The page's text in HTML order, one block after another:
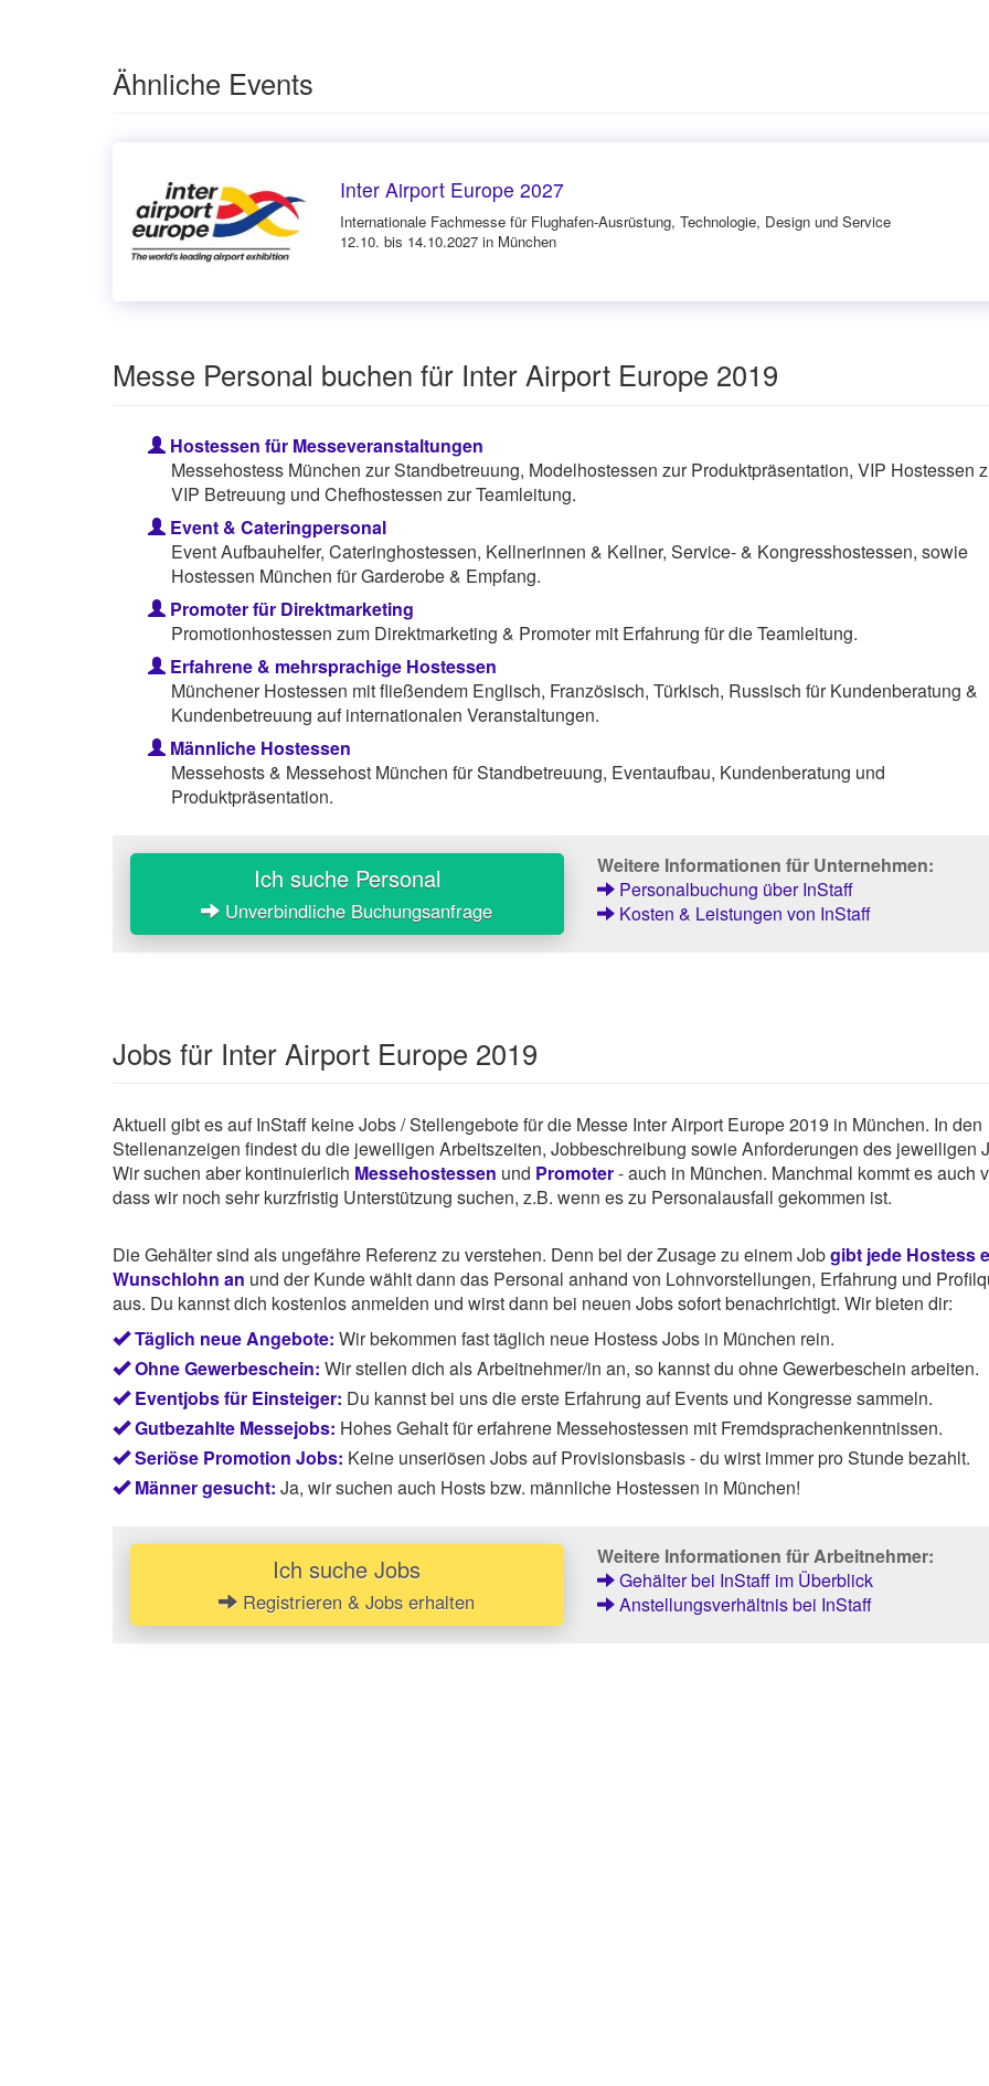
Ähnliche Events
Inter Airport Europe 2027
Internationale Fachmesse für Flughafen-Ausrüstung, Technologie, Design und Service
12.10. bis 14.10.2027 in München
Messe Personal buchen für Inter Airport Europe 2019
Hostessen für Messeveranstaltungen
Messehostess München zur Standbetreuung, Modelhostessen zur Produktpräsentation, VIP Hostessen
VIP Betreuung und Chefhostessen zur Teamleitung.
Event & Cateringpersonal
Event Aufbauhelfer, Cateringhostessen, Kellnerinnen & Kellner, Service- & Kongresshostessen, sowie
Hostessen München für Garderobe & Empfang.
Promoter für Direktmarketing
Promotionhostessen zum Direktmarketing & Promoter mit Erfahrung für die Teamleitung.
Erfahrene & mehrsprachige Hostessen
Münchener Hostessen mit fließendem Englisch, Französisch, Türkisch, Russisch für Kundenberatung &
Kundenbetreuung auf internationalen Veranstaltungen.
Männliche Hostessen
Messehosts & Messehost München für Standbetreuung, Eventaufbau, Kundenberatung und
Produktpräsentation.
Ich suche Personal
Unverbindliche Buchungsanfrage
Weitere Informationen für Unternehmen:
Personalbuchung über InStaff
Kosten & Leistungen von InStaff
Jobs für Inter Airport Europe 2019
Aktuell gibt es auf InStaff keine Jobs / Stellengebote für die Messe Inter Airport Europe 2019 in München. In den
Stellenanzeigen findest du die jeweiligen Arbeitszeiten, Jobbeschreibung sowie Anforderungen des jeweiligen
Wir suchen aber kontinuierlich Messehostessen und Promoter- auch in München. Manchmal kommt es auch
dass wir noch sehr kurzfristig Unterstützung suchen, z.B. wenn es zu Personalausfall gekommen ist.
Die Gehälter sind als ungefähre Referenz zu verstehen. Denn bei der Zusage zu einem Jobgibt jede Hostess
Wunschlohn an und der Kunde wählt dann das Personal anhand von Lohnvorstellungen, Erfahrung und
aus. Du kannst dich kostenlos anmelden und wirst dann bei neuen Jobs sofort benachrichtigt. Wir bieten dir:
Täglich neue Angebote: Wir bekommen fast täglich neue Hostess Jobs in München rein.
Ohne Gewerbeschein: Wir stellen dich als Arbeitnehmer/in an, so kannst du ohne Gewerbeschein arbeiten.
Eventjobs für Einsteiger: Du kannst bei uns die erste Erfahrung auf Events und Kongresse sammeln.
Gutbezahlte Messejobs: Hohes Gehalt für erfahrene Messehostessen mit Fremdsprachenkenntnissen.
Seriöse Promotion Jobs: Keine unseriösen Jobs auf Provisionsbasis - du wirst immer pro Stunde bezahlt.
Männer gesucht: Ja, wir suchen auch Hosts bzw. männliche Hostessen in München!
Ich suche Jobs
Registrieren & Jobs erhalten
Weitere Informationen für Arbeitnehmer:
Gehälter bei InStaff im Überblick
Anstellungsverhältnis bei InStaff